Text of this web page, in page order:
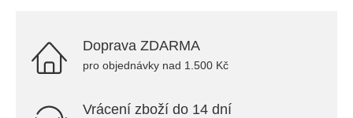
Doprava ZDARMA
pro objednávky nad 1.500 Kč
Vrácení zboží do 14 dní